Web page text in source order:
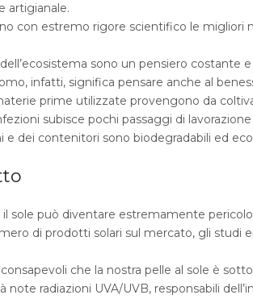
artigianale.
con estremo rigore scientifico le
sono un pensiero
infatti, significa pensare anche al
prime utilizzate provengono da
subisce pochi passaggi di
e dei contenitori sono biodegradabili ed
sole può diventare estremamente
di prodotti solari sul mercato, gli studi
che la nostra pelle al sole è
note radiazioni UVA/UVB, responsabili